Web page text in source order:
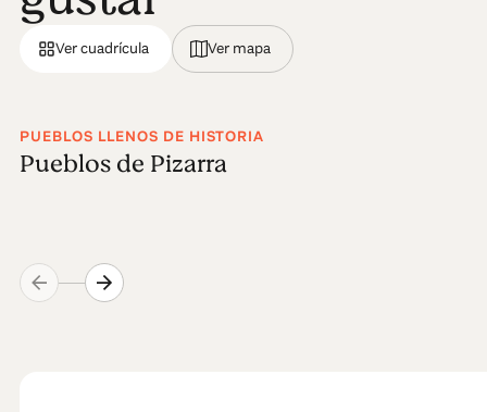
Ver cuadrícula Ver mapa
PUEBLOS LLENOS DE HISTORIA
Pueblos de Pizarra